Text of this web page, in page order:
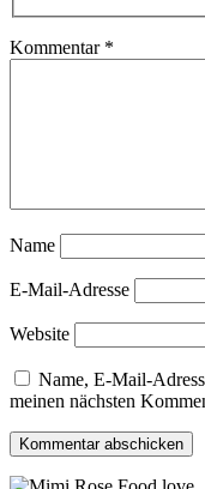
Kommentar *
Name
E-Mail-Adresse
Website
Name, E-Mail-
meinen nächsten